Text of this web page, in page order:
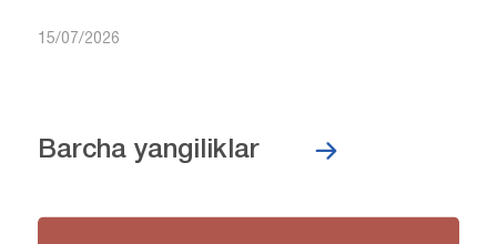
15/07/2026
Barcha yangiliklar